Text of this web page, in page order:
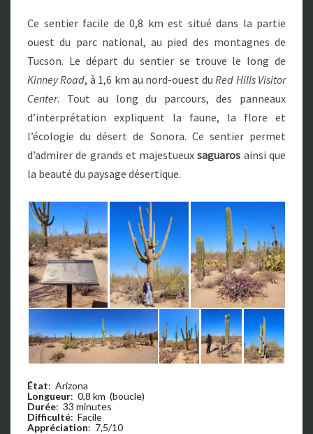
Ce sentier facile de 0,8 km est situé dans la partie
ouest du parc national, au pied des montagnes de
Tucson. Le départ du sentier se trouve le long de
Kinney Road, à 1,6 km au nord-ouest duRed Hills Visitor
Center. Tout au long du parcours, des panneaux
d’interprétation expliquent la faune, la flore et
l’écologie du désert de Sonora. Ce sentier permet
d’admirer de grands et majestueuxsaguaros ainsi que
la beauté du paysage désertique.
État: Arizona
Longueur: 0,8 km (boucle)
Durée: 33 minutes
Difficulté: Facile
Appréciation: 7,5/10